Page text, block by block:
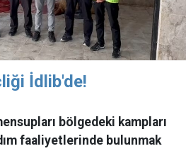
İdlib'de!
bölgedeki kampları
faaliyetlerinde bulunmak